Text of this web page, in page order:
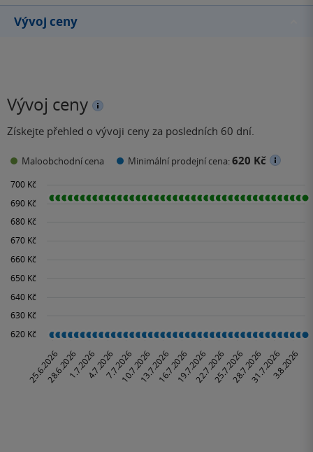
Vývoj ceny
Vývoj ceny
Získejte přehled o vývoji ceny za posledních 60 dní.
Maloobchodní cena Minimální prodejní cena:620 Kč